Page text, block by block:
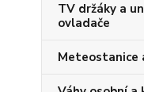
TV držáky a
ovladače
Meteostanice